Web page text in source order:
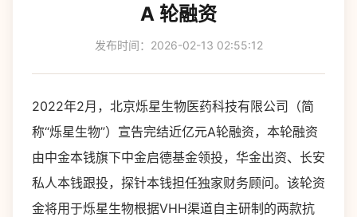
A 轮融资
发布时间：2026-02-13 02:55:12
2022年2月，北京烁星生物医药科技有限公司（简
称“烁星生物”）宣告完结近亿元A轮融资，本轮融资
由中金本钱旗下中金启德基金领投，华金出资、长安
私人本钱跟投，探针本钱担任独家财务顾问。该轮资
金将用于烁星生物根据VHH渠道自主研制的两款抗